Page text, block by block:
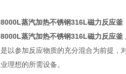
8000L蒸汽加热不锈钢316L磁力反应釜
8000L蒸汽加热不锈钢316L磁力反应釜
是以参加反应物质的充分混合为前提，
业理想的所需设备。